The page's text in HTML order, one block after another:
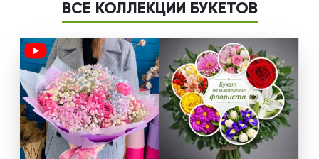
ВСЕ КОЛЛЕКЦИИ БУКЕТОВ